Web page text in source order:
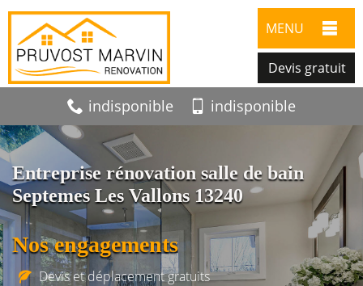
MENU
Devis gratuit
indisponible indisponible
Entreprise rénovation salle de bain
Septemes Les Vallons 13240
Nos engagements
Devis et déplacement gratuits